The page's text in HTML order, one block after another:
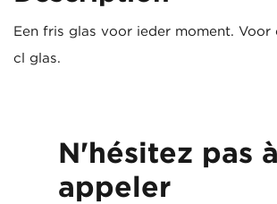
Een fris glas voor ieder moment. Voor
cl glas.
N'hésitez pas à
appeler